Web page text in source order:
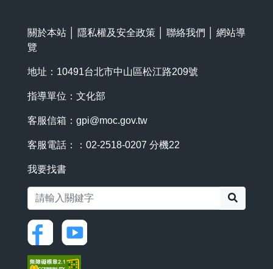
關於本站 隱私權及安全政策 聯絡我們
網站導
覽
地址：10491台北市中山區松江路209號
指導單位：文化部
客服信箱： gpi@moc.gov.tw
客服電話：：02-2518-0207 分機22
我要找書